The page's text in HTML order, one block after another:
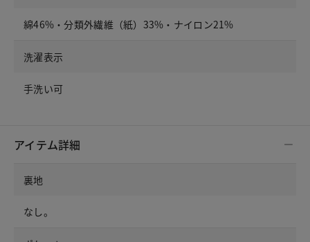
綿46%・分類外繊維（紙）33%・ナイロン21%
洗濯表示
手洗い可
アイテム詳細
裏地
なし。